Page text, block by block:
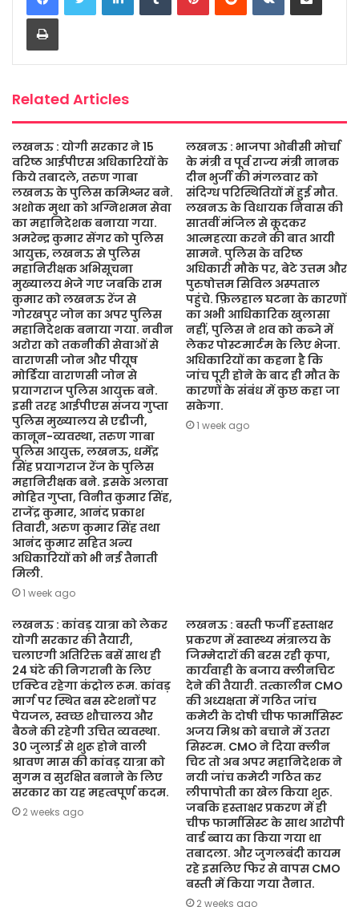
b
o
o
t
s
a
e
Print
Related Articles
लखनऊ : योगी सरकार ने 15
वरिष्ठ आईपीएस अधिकारियों के
किये तबादले, तरुण गाबा
लखनऊ के पुलिस कमिश्नर बने.
अशोक मुथा को अग्निशमन सेवा
का महानिदेशक बनाया गया.
अमरेन्द्र कुमार सेंगर को पुलिस
आयुक्त, लखनऊ से पुलिस
महानिरीक्षक अभिसूचना
मुख्यालय भेजे गए जबकि राम
कुमार को लखनऊ रेंज से
गोरखपुर जोन का अपर पुलिस
महानिदेशक बनाया गया. नवीन
अरोरा को तकनीकी सेवाओं से
वाराणसी जोन और पीयूष
मोर्डिया वाराणसी जोन से
प्रयागराज पुलिस आयुक्त बने.
इसी तरह आईपीएस संजय गुप्ता
पुलिस मुख्यालय से एडीजी,
कानून-व्यवस्था, तरुण गाबा
पुलिस आयुक्त, लखनऊ, धर्मेंद्र
सिंह प्रयागराज रेंज के पुलिस
महानिरीक्षक बने. इसके अलावा
मोहित गुप्ता, विनीत कुमार सिंह,
राजेंद्र कुमार, आनंद प्रकाश
तिवारी, अरुण कुमार सिंह तथा
आनंद कुमार सहित अन्य
अधिकारियों को भी नई तैनाती
मिली.
1 week ago
लखनऊ : भाजपा ओबीसी मोर्चा
के मंत्री व पूर्व राज्य मंत्री नानक
दीन भुर्जी की मंगलवार को
संदिग्ध परिस्थितियों में हुई मौत.
लखनऊ के विधायक निवास की
सातवीं मंजिल से कूदकर
आत्महत्या करने की बात आयी
सामने. पुलिस के वरिष्ठ
अधिकारी मौके पर, बेटे उत्तम और
पुरुषोत्तम सिविल अस्पताल
पहुंचे. फ़िलहाल घटना के कारणों
का अभी आधिकारिक खुलासा
नहीं, पुलिस ने शव को कब्जे में
लेकर पोस्टमार्टम के लिए भेजा.
अधिकारियों का कहना है कि
जांच पूरी होने के बाद ही मौत के
कारणों के संबंध में कुछ कहा जा
सकेगा.
1 week ago
लखनऊ : कांवड़ यात्रा को लेकर
योगी सरकार की तैयारी,
चलाएगी अतिरिक्त बसें साथ ही
24 घंटे की निगरानी के लिए
एक्टिव रहेगा कंट्रोल रूम. कांवड़
मार्ग पर स्थित बस स्टेशनों पर
पेयजल, स्वच्छ शौचालय और
बैठने की रहेगी उचित व्यवस्था.
30 जुलाई से शुरू होने वाली
श्रावण मास की कांवड़ यात्रा को
सुगम व सुरक्षित बनाने के लिए
सरकार का यह महत्वपूर्ण कदम.
2 weeks ago
लखनऊ : बस्ती फर्जी हस्ताक्षर
प्रकरण में स्वास्थ्य मंत्रालय के
जिम्मेदारों की बरस रही कृपा,
कार्यवाही के बजाय क्लीनचिट
देने की तैयारी. तत्कालीन CMO
की अध्यक्षता में गठित जांच
कमेटी के दोषी चीफ फार्मासिस्ट
अजय मिश्र को बचाने में उतरा
सिस्टम. CMO ने दिया क्लीन
चिट तो अब अपर महानिदेशक ने
नयी जांच कमेटी गठित कर
लीपापोती का खेल किया शुरू.
जबकि हस्ताक्षर प्रकरण में ही
चीफ फार्मासिस्ट के साथ आरोपी
वार्ड ब्वाय का किया गया था
तबादला. और जुगलबंदी कायम
रहे इसलिए फिर से वापस CMO
बस्ती में किया गया तैनात.
2 weeks ago